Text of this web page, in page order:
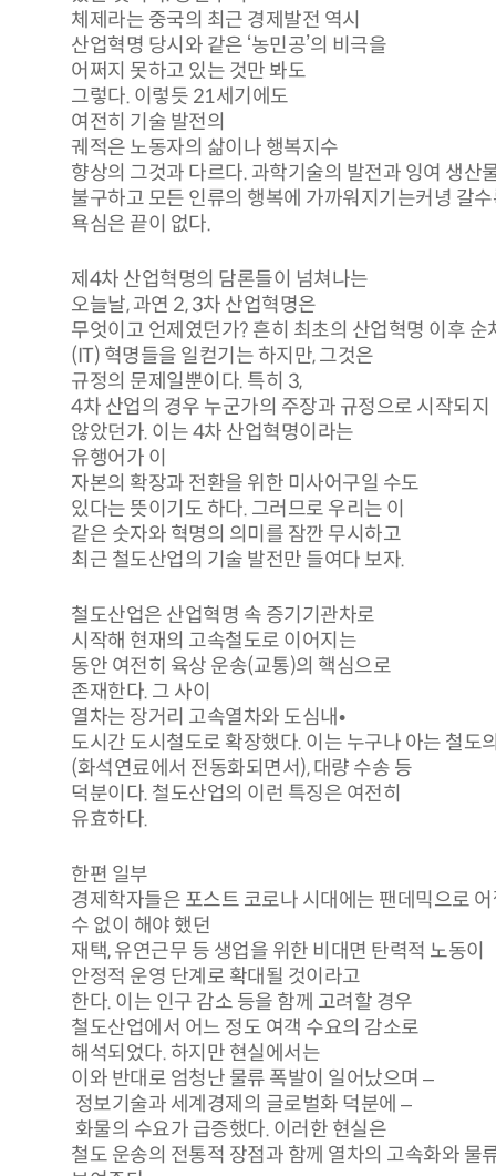
체제라는 중국의 최근 경제발전 역시
산업혁명 당시와 같은 ‘농민공’의 비극을
어쩌지 못하고 있는 것만 봐도
그렇다. 이렇듯 21세기에도
여전히 기술 발전의
궤적은 노동자의 삶이나 행복지수
향상의 그것과 다르다. 과학기술의 발전과 잉여 생산
불구하고 모든 인류의 행복에 가까워지기는커녕 갈
욕심은 끝이 없다.
제4차 산업혁명의 담론들이 넘쳐나는
오늘날, 과연 2, 3차 산업혁명은
무엇이고 언제였던가? 흔히 최초의 산업혁명 이후
(IT) 혁명들을 일컫기는 하지만, 그것은
규정의 문제일뿐이다. 특히 3,
4차 산업의 경우 누군가의 주장과 규정으로 시작되지
않았던가. 이는 4차 산업혁명이라는
유행어가 이
자본의 확장과 전환을 위한 미사어구일 수도
있다는 뜻이기도 하다. 그러므로 우리는 이
같은 숫자와 혁명의 의미를 잠깐 무시하고
최근 철도산업의 기술 발전만 들여다 보자.
철도산업은 산업혁명 속 증기기관차로
시작해 현재의 고속철도로 이어지는
동안 여전히 육상 운송(교통)의 핵심으로
존재한다. 그 사이
열차는 장거리 고속열차와 도심내•
도시간 도시철도로 확장했다. 이는 누구나 아는 철도
(화석연료에서 전동화되면서), 대량 수송 등
덕분이다. 철도산업의 이런 특징은 여전히
유효하다.
한편 일부
경제학자들은 포스트 코로나 시대에는 팬데믹으로
수 없이 해야 했던
재택, 유연근무 등 생업을 위한 비대면 탄력적 노동이
안정적 운영 단계로 확대될 것이라고
한다. 이는 인구 감소 등을 함께 고려할 경우
철도산업에서 어느 정도 여객 수요의 감소로
해석되었다. 하지만 현실에서는
이와 반대로 엄청난 물류 폭발이 일어났으며 –
정보기술과 세계경제의 글로벌화 덕분에 –
화물의 수요가 급증했다. 이러한 현실은
철도 운송의 전통적 장점과 함께 열차의 고속화와